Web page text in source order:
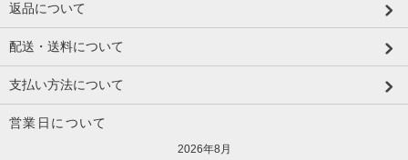
返品について
配送・送料について
支払い方法について
営業日について
2026年8月